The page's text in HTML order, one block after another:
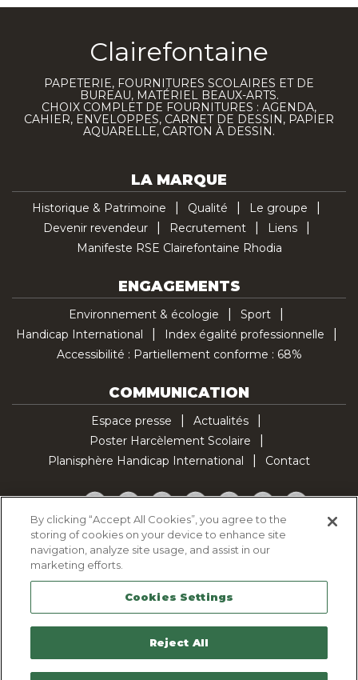
Clairefontaine
PAPETERIE, FOURNITURES SCOLAIRES ET DE
BUREAU, MATÉRIEL BEAUX-ARTS.
CHOIX COMPLET DE FOURNITURES : AGENDA,
CAHIER, ENVELOPPES, CARNET DE DESSIN, PAPIER
AQUARELLE, CARTON À DESSIN.
LA MARQUE
Historique & Patrimoine Qualité
Le groupe
Devenir revendeur
Recrutement
Liens
Manifeste RSE Clairefontaine Rhodia
ENGAGEMENTS
Environnement & écologie
Sport
Handicap International
Index égalité professionnelle
Accessibilité : Partiellement conforme : 68%
COMMUNICATION
Espace presse
Actualités
Poster Harcèlement Scolaire
Planisphère Handicap International
Contact
Facebook
TwitterYouTubePinterestInstagramLinkedInTikTok
Politique d'utilisation des cookies
Politique de confidentialité
Mentions légales
Plan du site
Contactez-nous
By clicking “Accept All Cookies”, you agree to the
storing of cookies on your device to enhance site
navigation, analyze site usage, and assist in our
marketing efforts.
Cookies Settings
Reject All